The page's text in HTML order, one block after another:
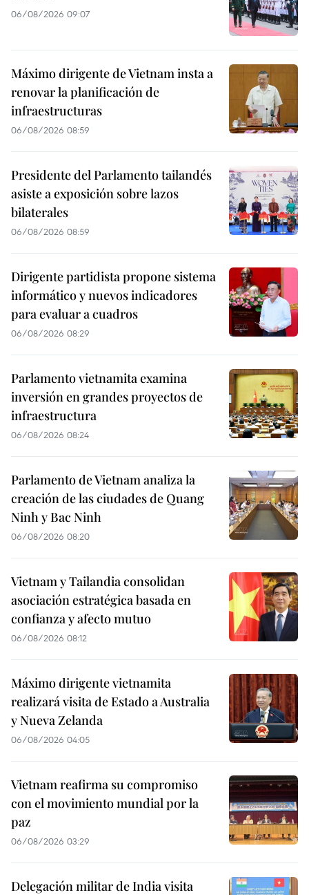
06/08/2026 09:07
Máximo dirigente de Vietnam insta a
renovar la planificación de
infraestructuras
06/08/2026 08:59
Presidente del Parlamento tailandés
asiste a exposición sobre lazos
bilaterales
06/08/2026 08:59
Dirigente partidista propone sistema
informático y nuevos indicadores
para evaluar a cuadros
06/08/2026 08:29
Parlamento vietnamita examina
inversión en grandes proyectos de
infraestructura
06/08/2026 08:24
Parlamento de Vietnam analiza la
creación de las ciudades de Quang
Ninh y Bac Ninh
06/08/2026 08:20
Vietnam y Tailandia consolidan
asociación estratégica basada en
confianza y afecto mutuo
06/08/2026 08:12
Máximo dirigente vietnamita
realizará visita de Estado a Australia
y Nueva Zelanda
06/08/2026 04:05
Vietnam reafirma su compromiso
con el movimiento mundial por la
paz
06/08/2026 03:29
Delegación militar de India visita